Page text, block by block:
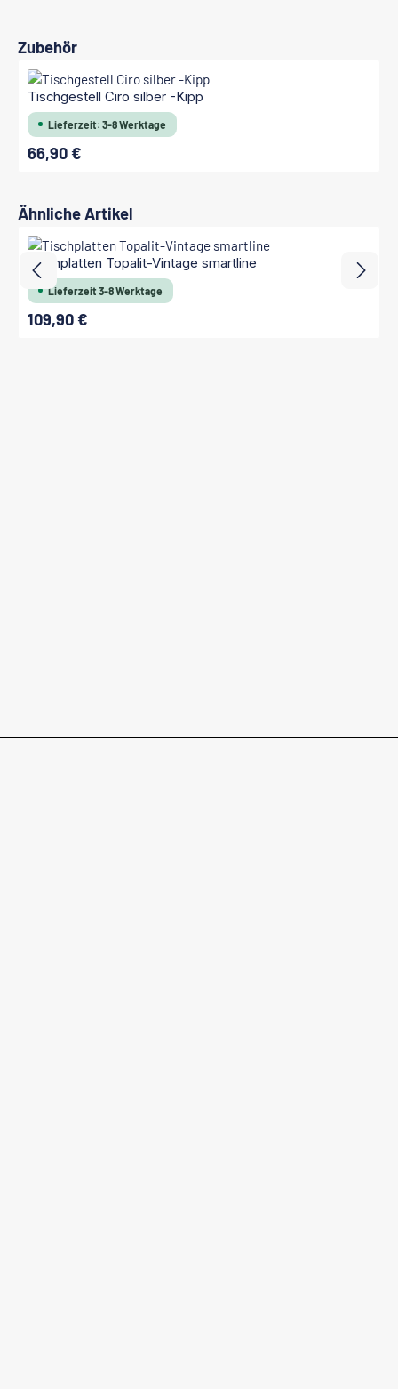
Produktgalerie überspringen
Zubehör
Tischgestell Ciro silber -Kipp
Lieferzeit: 3-8 Werktage
Regulärer Preis:
66,90 €
Produktgalerie überspringen
Ähnliche Artikel
Tischplatten Topalit-Vintage smartline
Lieferzeit 3-8 Werktage
Regulärer Preis:
109,90 €